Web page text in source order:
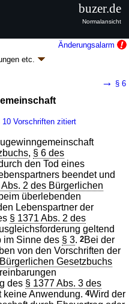
Änderungsalarm
etc.
I S. 378; zuletzt geändert durch
Besitz- und Verkehrsteuern,
zitiert
→ § 6
10 Vorschriften zitiert
, § 6 des
den Tod eines
beendet und
2 des Bürgerlichen
überlebenden
Lebenspartner der
§ 1371 Abs. 2 des
geltend
im Sinne des § 3.2Bei der
von den Vorschriften der
Gesetzbuchs
des § 1377 Abs. 3 des
keine Anwendung.4Wird der
buzer.de
Normalansicht